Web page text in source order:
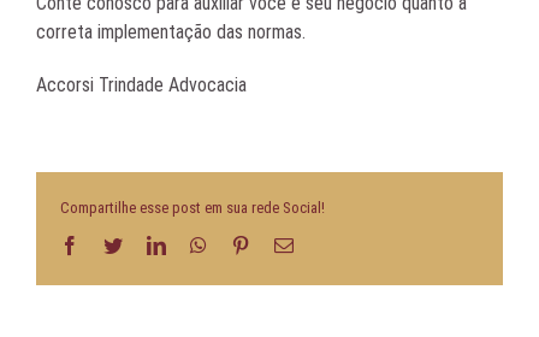
correta implementação das normas.
Accorsi Trindade Advocacia
Compartilhe esse post em sua rede Social!
Facebook
TwitterLinkedInWhatsApp
Pinterest
E-